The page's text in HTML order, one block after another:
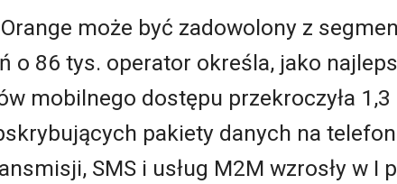
może być zadowolony z
o 86 tys. operator określa, jako
mobilnego dostępu przekroczyła
pakiety danych na
SMS i usług M2M wzrosły w I